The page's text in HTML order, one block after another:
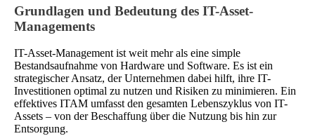
Grundlagen und Bedeutung des IT-Asset-
Managements
IT-Asset-Management ist weit mehr als eine simple
Bestandsaufnahme von Hardware und Software. Es ist ein
strategischer Ansatz, der Unternehmen dabei hilft, ihre IT-
Investitionen optimal zu nutzen und Risiken zu minimieren. Ein
effektives ITAM umfasst den gesamten Lebenszyklus von IT-
Assets – von der Beschaffung über die Nutzung bis hin zur
Entsorgung.